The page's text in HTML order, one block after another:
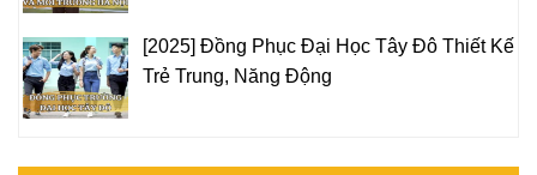
[2025] Đồng Phục Đại Học Tây Đô Thiết Kế
Trẻ Trung, Năng Động